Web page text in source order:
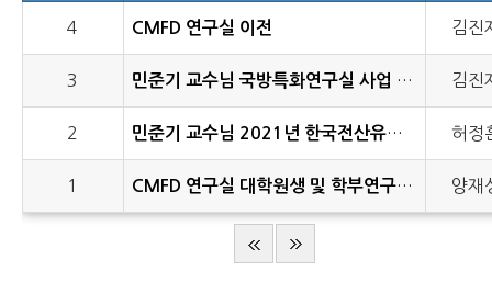
4 CMFD 연구실 이전 김진
3 민준기 교수님 국방특화연구실 사업 선정 김진
2 민준기 교수님 2021년 한국전산유체공학회 "우수논문상" 수상 허정
1 CMFD 연구실 대학원생 및 학부연구생 모집(21.4.23.) 양재